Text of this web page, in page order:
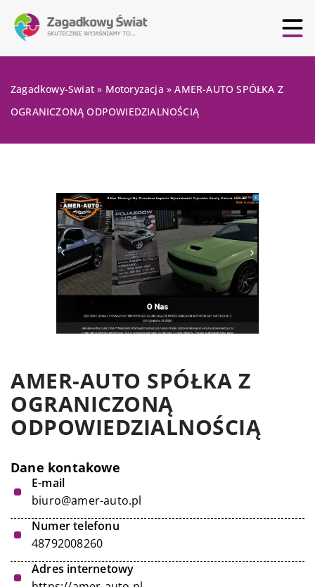
Zagadkowy-Swiat » Motoryzacja »AMER-AUTO SPÓŁKA Z
OGRANICZONĄ ODPOWIEDZIALNOŚCIĄ
AMER-AUTO SPÓŁKA Z
OGRANICZONĄ
ODPOWIEDZIALNOŚCIĄ
Dane kontakowe
E-mail
biuro@amer-auto.pl
Numer telefonu
48792008260
Adres internetowy